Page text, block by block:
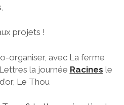
projets !
organiser, avec La ferme
la journée Racines le
Le Thou